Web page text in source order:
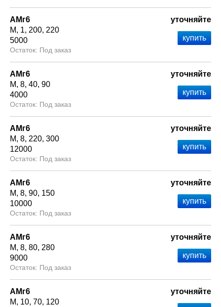
АМг6
М
1 200 220
5000
Под заказ
уточняйте
АМг6
М 8 40 90
4000
Под заказ
уточняйте
АМг6
М 8 220 300
12000
Под заказ
уточняйте
АМг6
М 8 90 150
10000
Под заказ
уточняйте
АМг6
М 8 80 280
9000
Под заказ
уточняйте
АМг6
М
10 70 120
уточняйте